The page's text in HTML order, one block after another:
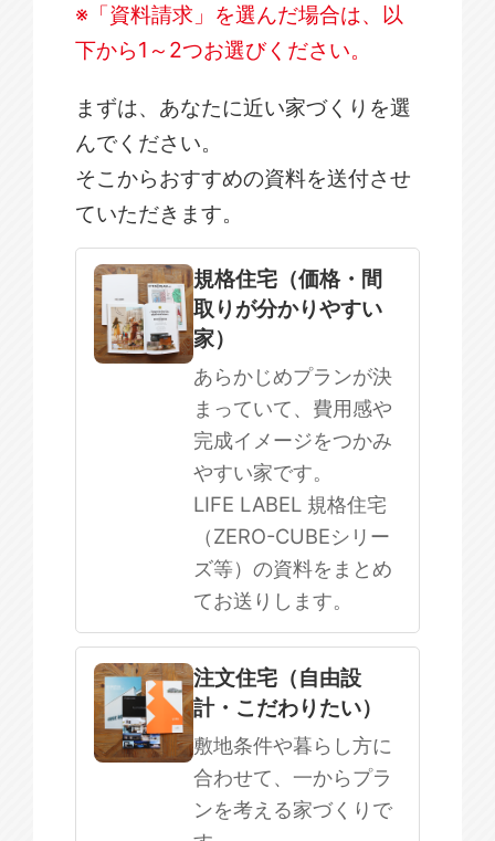
※「資料請求」を選んだ場合は、以
下から1～2つお選びください。
まずは、あなたに近い家づくりを選
んでください。
そこからおすすめの資料を送付させ
ていただきます。
規格住宅
注文住宅
SOWOOD
まだ何も決まっていない
規格住宅（価格・間
取りが分かりやすい
家）
あらかじめプランが決
まっていて、費用感や
完成イメージをつかみ
やすい家です。
LIFE LABEL 規格住宅
（ZERO-CUBEシリー
ズ等）の資料をまとめ
てお送りします。
注文住宅（自由設
計・こだわりたい）
敷地条件や暮らし方に
合わせて、一からプラ
ンを考える家づくりで